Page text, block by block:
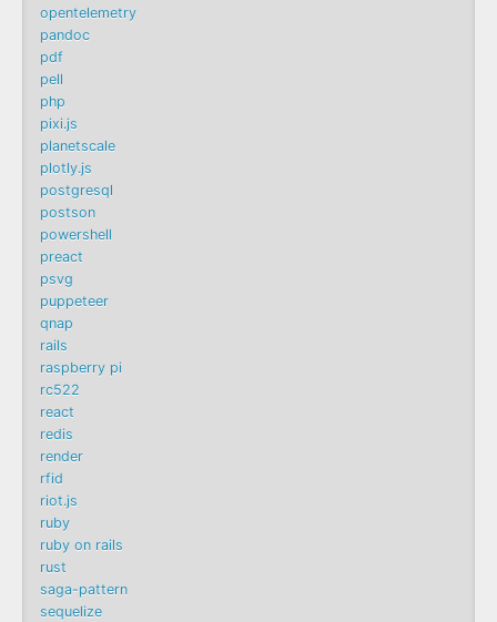
opentelemetry
pandoc
pdf
pell
php
pixi.js
planetscale
plotly.js
postgresql
postson
powershell
preact
psvg
puppeteer
qnap
rails
raspberry pi
rc522
react
redis
render
rfid
riot.js
ruby
ruby on rails
rust
saga-pattern
sequelize